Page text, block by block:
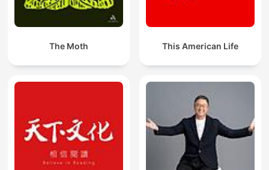
The Moth This American Life